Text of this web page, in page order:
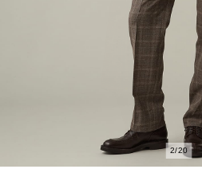
2/20